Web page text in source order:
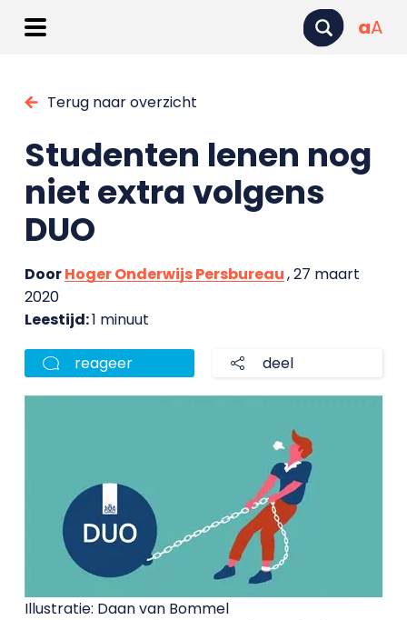
aA
Terug naar overzicht
Studenten lenen nog
niet extra volgens
DUO
DoorHoger Onderwijs Persbureau, 27 maart
2020
Leestijd:1 minuut
reageer deel
Illustratie: Daan van Bommel